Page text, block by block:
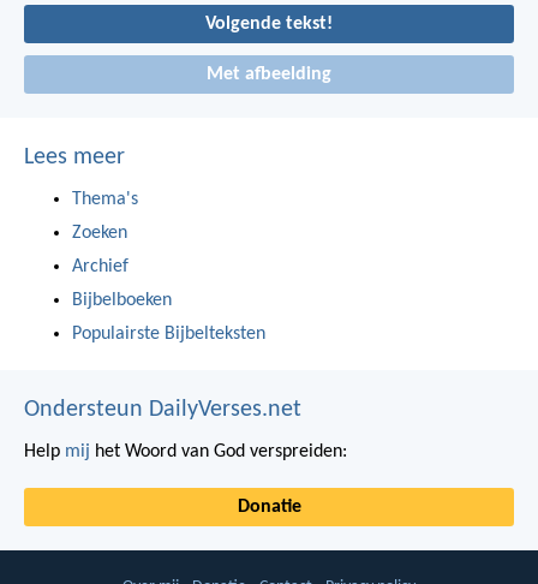
Volgende tekst!
Met afbeelding
Lees meer
Thema's
Zoeken
Archief
Bijbelboeken
Populairste Bijbelteksten
Ondersteun DailyVerses.net
Help mij het Woord van God verspreiden:
Donatie